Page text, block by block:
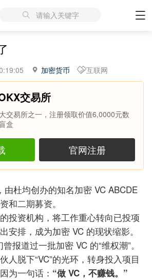
请输入关键字
加密货币 互联网
交易所
交易所之一，注册领取价值6,0000元数
盒
官网注册
由杜均创办的知名加密 VC ABCDE
和二期募资。
投资机构，将工作重心转向已投项
安排，成为加密 VC 的现状缩影。
报道过一批加密 VC 的“维权潮”。
人脱下“VC”的光环，转身投入项目
为一句话： “做 VC，不赚钱。”